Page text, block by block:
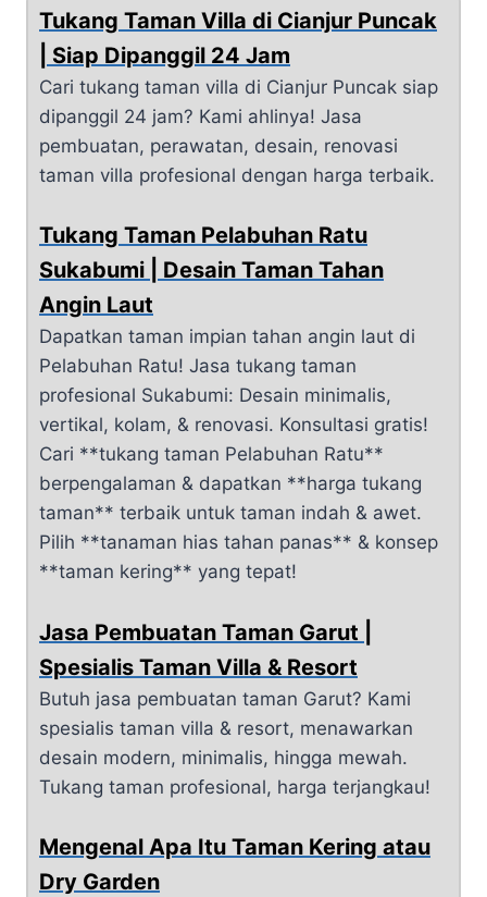
Tukang Taman Villa di Cianjur Puncak
| Siap Dipanggil 24 Jam
Cari tukang taman villa di Cianjur Puncak siap
dipanggil 24 jam? Kami ahlinya! Jasa
pembuatan, perawatan, desain, renovasi
taman villa profesional dengan harga terbaik.
Tukang Taman Pelabuhan Ratu
Sukabumi | Desain Taman Tahan
Angin Laut
Dapatkan taman impian tahan angin laut di
Pelabuhan Ratu! Jasa tukang taman
profesional Sukabumi: Desain minimalis,
vertikal, kolam, & renovasi. Konsultasi gratis!
Cari **tukang taman Pelabuhan Ratu**
berpengalaman & dapatkan **harga tukang
taman** terbaik untuk taman indah & awet.
Pilih **tanaman hias tahan panas** & konsep
**taman kering** yang tepat!
Jasa Pembuatan Taman Garut |
Spesialis Taman Villa & Resort
Butuh jasa pembuatan taman Garut? Kami
spesialis taman villa & resort, menawarkan
desain modern, minimalis, hingga mewah.
Tukang taman profesional, harga terjangkau!
Mengenal Apa Itu Taman Kering atau
Dry Garden